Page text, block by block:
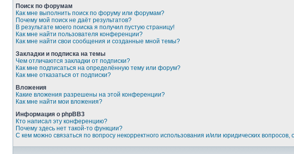
Поиск по форумам
Как мне выполнить поиск по форуму или форумам?
Почему мой поиск не даёт результатов?
В результате моего поиска я получил пустую страницу!
Как мне найти пользователя конференции?
Как мне найти свои сообщения и созданные мной темы?
Закладки и подписка на темы
Чем отличаются закладки от подписки?
Как мне подписаться на определённую тему или форум?
Как мне отказаться от подписки?
Вложения
Какие вложения разрешены на этой конференции?
Как мне найти мои вложения?
Информация о phpBB3
Кто написал эту конференцию?
Почему здесь нет такой-то функции?
С кем можно связаться по вопросу некорректного использования и/или юридических